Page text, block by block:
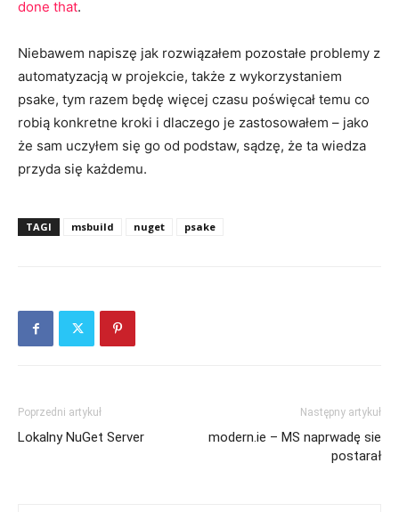
done that.
Niebawem napiszę jak rozwiązałem pozostałe problemy z
automatyzacją w projekcie, także z wykorzystaniem
psake, tym razem będę więcej czasu poświęcał temu co
robią konkretne kroki i dlaczego je zastosowałem – jako
że sam uczyłem się go od podstaw, sądzę, że ta wiedza
przyda się każdemu.
TAGI msbuild nuget psake
Poprzedni artykuł
Lokalny NuGet Server
Następny artykuł
modern.ie – MS naprwadę sie
postarał